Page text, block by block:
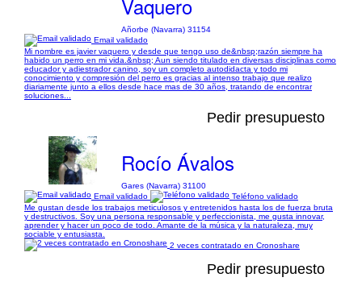
Vaquero
Añorbe (Navarra) 31154
Email validado
Mi nombre es javier vaquero y desde que tengo uso de&nbsp;razón siempre ha
habido un perro en mi vida.&nbsp; Aun siendo titulado en diversas disciplinas como
educador y adiestrador canino, soy un completo autodidacta y todo mi
conocimiento y compresión del perro es gracias al intenso trabajo que realizo
diariamente junto a ellos desde hace mas de 30 años, tratando de encontrar
soluciones...
Pedir presupuesto
Rocío Ávalos
Gares (Navarra) 31100
Email validado
Teléfono validado
Me gustan desde los trabajos meticulosos y entretenidos hasta los de fuerza bruta
y destructivos. Soy una persona responsable y perfeccionista, me gusta innovar,
aprender y hacer un poco de todo. Amante de la música y la naturaleza, muy
sociable y entusiasta.
2 veces contratado en Cronoshare
Pedir presupuesto